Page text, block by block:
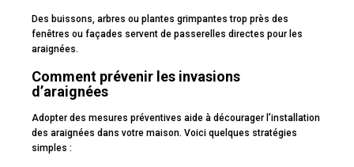
Des buissons, arbres ou plantes grimpantes trop près des
fenêtres ou façades servent de passerelles directes pour les
araignées.
Comment prévenir les invasions
d’araignées
Adopter des mesures préventives aide à décourager l’installation
des araignées dans votre maison. Voici quelques stratégies
simples :